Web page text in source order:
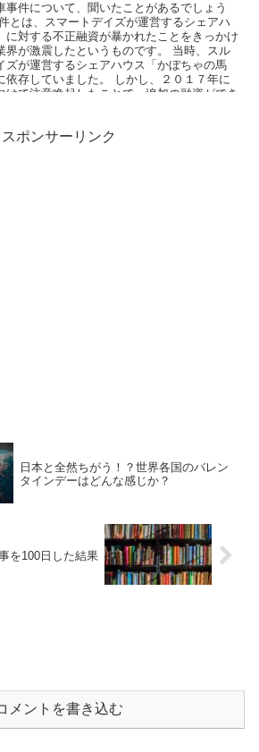
事件について、聞いたことがあるでしょう
とは、スマートデイズが運営するシェアハ
に対する不正融資が暴かれたことをきっかけ
界が激震したというものです。 当時、スル
ズが運営するシェアハウス「かぼちゃの馬
依存していました。 しかし、２０１７年に
けて注意喚起したことで、追加の融資ができ
スポンサーリンク
日本と全然ちがう！？世界各国のバレン
タインデーはどんな感じか？
を100日した結果
メントを書き込む